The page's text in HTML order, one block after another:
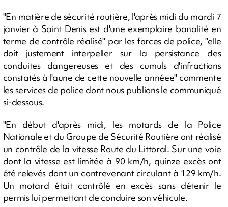
"En matière de sécurité routière, l'après midi du mardi 7
janvier à Saint Denis est d'une exemplaire banalité en
terme de contrôle réalisé" par les forces de police, "elle
doit justement interpeller sur la persistance des
conduites dangereuses et des cumuls d'infractions
constatés à l'aune de cette nouvelle annéee" commente
les services de police dont nous publions le communiqué
si-dessous.
"En début d'après midi, les motards de la Police
Nationale et du Groupe de Sécurité Routière ont réalisé
un contrôle de la vitesse Route du Littoral. Sur une voie
dont la vitesse est limitée à 90 km/h, quinze excès ont
été relevés dont un contrevenant circulant à 129 km/h.
Un motard était contrôlé en excès sans détenir le
permis lui permettant de conduire son véhicule.